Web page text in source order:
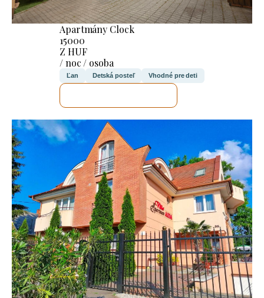
Apartmány Clock
15000
Z HUF
/ noc / osoba
Ľan Detská posteľ Vhodné pre deti